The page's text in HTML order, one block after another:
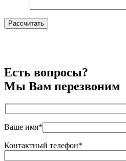
Оставьте это поле пустым.
Рассчитать
Есть вопросы?
Мы Вам перезвоним
Ваше имя*
Контактный телефон*